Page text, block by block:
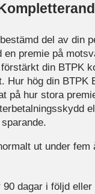
del av din
premie på
din BTPK
Hur hög din BTPK
på hur stora
ut under fem
dagar i följd eller